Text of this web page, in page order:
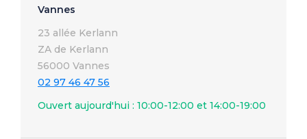
Vannes
23 allée Kerlann
ZA de Kerlann
56000 Vannes
02 97 46 47 56
Ouvert aujourd'hui : 10:00-12:00 et 14:00-19:00